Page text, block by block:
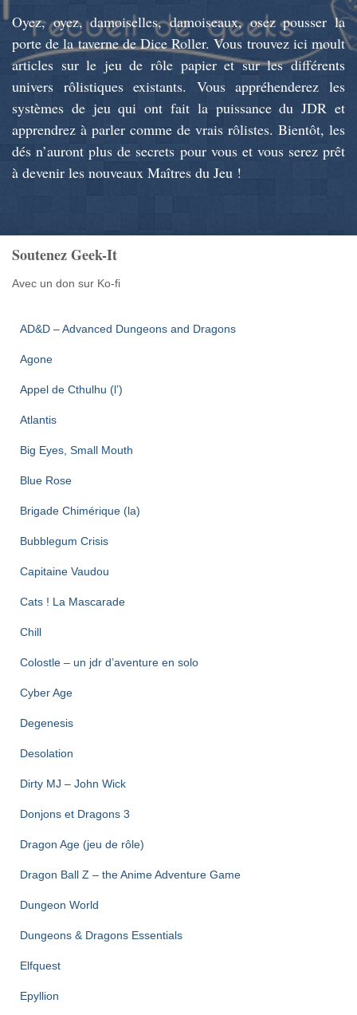
Oyez, oyez, damoiselles, damoiseaux, osez pousser la
porte de la taverne de Dice Roller. Vous trouvez ici moult
articles sur le jeu de rôle papier et sur les différents
univers rôlistiques existants. Vous appréhenderez les
systèmes de jeu qui ont fait la puissance du JDR et
apprendrez à parler comme de vrais rôlistes. Bientôt, les
dés n’auront plus de secrets pour vous et vous serez prêt
à devenir les nouveaux Maîtres du Jeu !
Soutenez Geek-It
Avec un don sur Ko-fi
AD&D – Advanced Dungeons and Dragons
Agone
Appel de Cthulhu (l’)
Atlantis
Big Eyes, Small Mouth
Blue Rose
Brigade Chimérique (la)
Bubblegum Crisis
Capitaine Vaudou
Cats ! La Mascarade
Chill
Colostle – un jdr d’aventure en solo
Cyber Age
Degenesis
Desolation
Dirty MJ – John Wick
Donjons et Dragons 3
Dragon Age (jeu de rôle)
Dragon Ball Z – the Anime Adventure Game
Dungeon World
Dungeons & Dragons Essentials
Elfquest
Epyllion